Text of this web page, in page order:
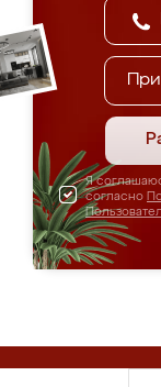
Я
согласно